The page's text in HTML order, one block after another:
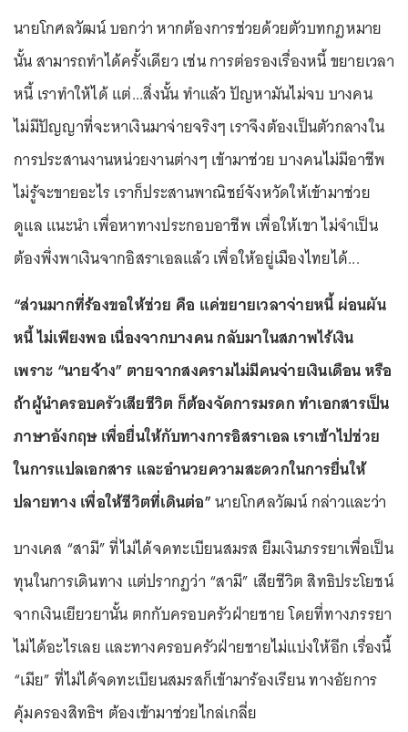
นายโกศลวัฒน์ บอกว่า หากต้องการช่วยด้วยตัวบทกฎหมาย
นั้น สามารถทำได้ครั้งเดียว เช่น การต่อรองเรื่องหนี้ ขยายเวลา
หนี้ เราทำให้ได้ แต่...สิ่งนั้น ทำแล้ว ปัญหามันไม่จบ บางคน
ไม่มีปัญญาที่จะหาเงินมาจ่ายจริงๆ เราจึงต้องเป็นตัวกลางใน
การประสานงานหน่วยงานต่างๆ เข้ามาช่วย บางคนไม่มีอาชีพ
ไม่รู้จะขายอะไร เราก็ประสานพาณิชย์จังหวัดให้เข้ามาช่วย
ดูแล แนะนำ เพื่อหาทางประกอบอาชีพ เพื่อให้เขา ไม่จำเป็น
ต้องพึ่งพาเงินจากอิสราเอลแล้ว เพื่อให้อยู่เมืองไทยได้...
“ส่วนมากที่ร้องขอให้ช่วย คือ แค่ขยายเวลาจ่ายหนี้ ผ่อนผัน
หนี้ ไม่เพียงพอ เนื่องจากบางคน กลับมาในสภาพไร้เงิน
เพราะ “นายจ้าง” ตายจากสงครามไม่มีคนจ่ายเงินเดือน หรือ
ถ้าผู้นำครอบครัวเสียชีวิต ก็ต้องจัดการมรดก ทำเอกสารเป็น
ภาษาอังกฤษ เพื่อยื่นให้กับทางการอิสราเอล เราเข้าไปช่วย
ในการแปลเอกสาร และอำนวยความสะดวกในการยื่นให้
ปลายทาง เพื่อให้ชีวิตที่เดินต่อ”นายโกศลวัฒน์ กล่าวและว่า
บางเคส “สามี” ที่ไม่ได้จดทะเบียนสมรส ยืมเงินภรรยาเพื่อเป็น
ทุนในการเดินทาง แต่ปรากฏว่า “สามี” เสียชีวิต สิทธิประโยชน์
จากเงินเยียวยานั้น ตกกับครอบครัวฝ่ายชาย โดยที่ทางภรรยา
ไม่ได้อะไรเลย และทางครอบครัวฝ่ายชายไม่แบ่งให้อีก เรื่องนี้
“เมีย” ที่ไม่ได้จดทะเบียนสมรสก็เข้ามาร้องเรียน ทางอัยการ
คุ้มครองสิทธิฯ ต้องเข้ามาช่วยไกล่เกลี่ย